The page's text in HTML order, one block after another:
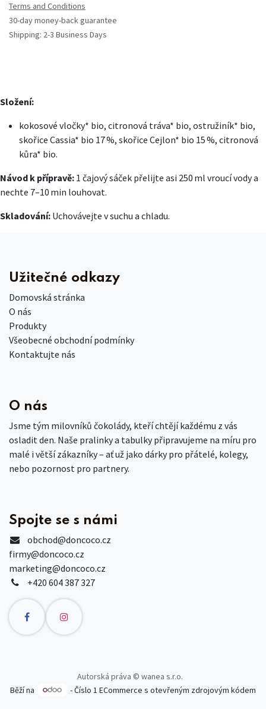
Terms and Conditions
30-day money-back guarantee
Shipping: 2-3 Business Days
Složení:
kokosové vločky* bio, citronová tráva* bio, ostružiník* bio,
skořice Cassia* bio 17 %, skořice Cejlon* bio 15 %, citronová
kůra* bio.
Návod k přípravě: 1 čajový sáček přelijte asi 250 ml vroucí vody a
nechte 7–10 min louhovat.
Skladování: Uchovávejte v suchu a chladu.
Užitečné odkazy
Domovská stránka
O nás
Produkty
Všeobecné obchodní podmínky
Kontaktujte nás
O nás
Jsme tým milovníků čokolády, kteří chtějí každému z vás
osladit den. Naše pralinky a tabulky připravujeme na míru pro
malé i větší zákazníky – ať už jako dárky pro přátelé, kolegy,
nebo pozornost pro partnery.
Spojte se s námi
obchod@doncoco.cz
firmy@doncoco.cz
marketing@doncoco.cz
+420 604 387 327
Autorská práva © wanea s.r.o.
Běží na
- Číslo 1ECommerce s otevřeným zdrojovým kódem